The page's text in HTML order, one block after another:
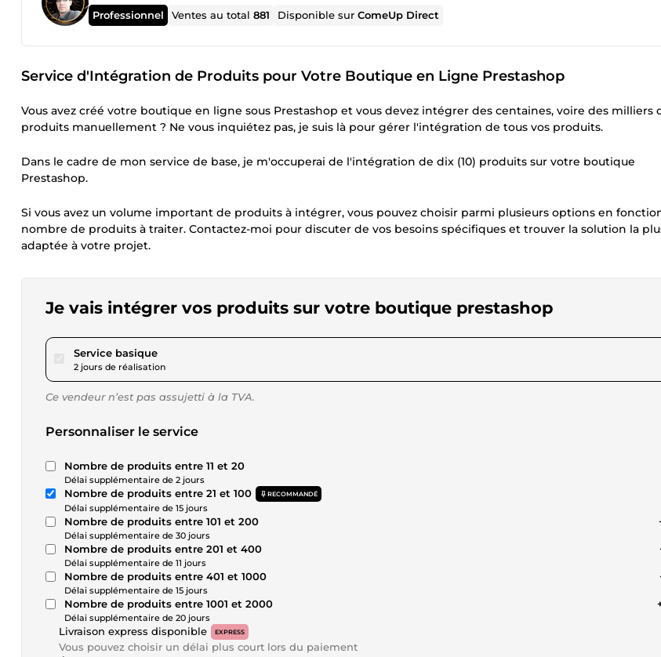
Professionnel Ventes au total881 Disponible surComeUp Direct
Service d'Intégration de Produits pour Votre Boutique en Ligne Prestashop
Vous avez créé votre boutique en ligne sous Prestashop et vous devez intégrer des centaines, voire des milliers
produits manuellement ? Ne vous inquiétez pas, je suis là pour gérer l'intégration de tous vos produits.
Dans le cadre de mon service de base, je m'occuperai de l'intégration de dix (10) produits sur votre boutique
Prestashop.
Si vous avez un volume important de produits à intégrer, vous pouvez choisir parmi plusieurs options en
nombre de produits à traiter. Contactez-moi pour discuter de vos besoins spécifiques et trouver la solution la
adaptée à votre projet.
Je vais intégrer vos produits sur votre boutique prestashop
Service basiquepour 28,90 $US
2 jours de réalisation
Ce vendeur n’est pas assujetti à la TVA.
Personnaliser le service
Nombre de produits entre 11 et 20
Délai supplémentaire de 2 jours
Nombre de produits entre 21 et 100 RECOMMANDÉ
Délai supplémentaire de 15 jours
Nombre de produits entre 101 et 200
Délai supplémentaire de 30 jours
Nombre de produits entre 201 et 400
Délai supplémentaire de 11 jours
Nombre de produits entre 401 et 1000
Délai supplémentaire de 15 jours
Nombre de produits entre 1001 et 2000
Délai supplémentaire de 20 jours
Livraison express disponible EXPRESS
Vous pouvez choisir un délai plus court lors du paiement